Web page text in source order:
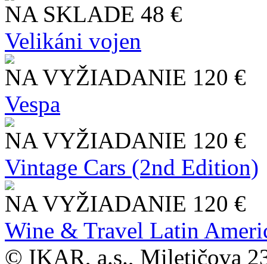
NA SKLADE 48 €
Velikáni vojen
NA VYŽIADANIE 120 €
Vespa
NA VYŽIADANIE 120 €
Vintage Cars (2nd Edition)
NA VYŽIADANIE 120 €
Wine & Travel Latin
© IKAR, a.s., Miletičova